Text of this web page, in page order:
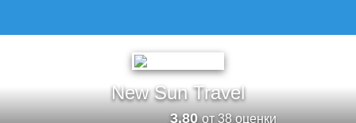
New Sun Travel
3.80от 38 оценки